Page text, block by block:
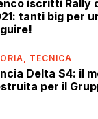
iscritti Rally
tanti big per
TECNICA
Delta S4: il
per il